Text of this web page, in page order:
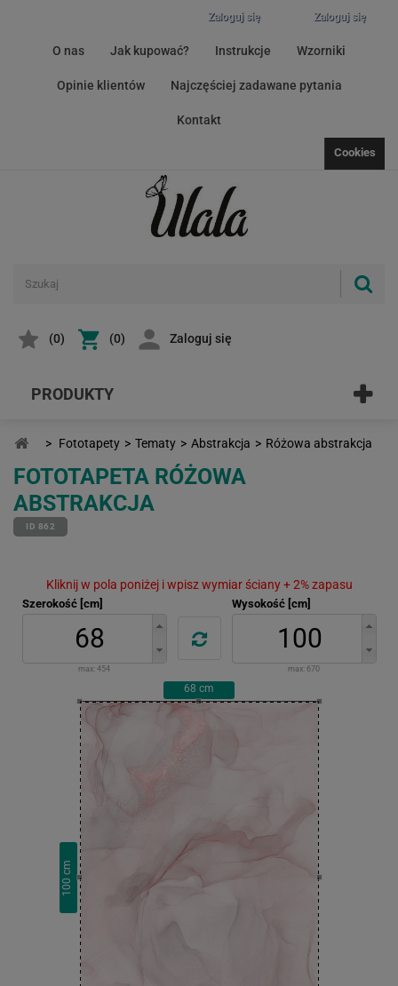
Zaloguj się
Zaloguj się
O nas Jak kupować? Instrukcje Wzorniki
Opinie klientów Najczęściej zadawane pytania
Kontakt
Cookies
(0) (0) Zaloguj się
PRODUKTY
> Fototapety > Tematy > Abstrakcja > Różowa abstrakcja
FOTOTAPETA RÓŻOWA
ABSTRAKCJA
ID 862
Kliknij w pola poniżej i wpisz wymiar ściany + 2% zapasu
Szerokość [cm]
max: 454
Wysokość [cm]
max: 670
68 cm
100
cm